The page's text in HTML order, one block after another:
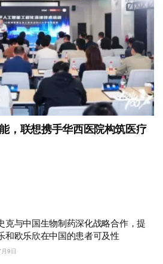
，联想携手华西医院构筑医疗
克与中国生物制药深化战略合作，提
和欧乐欣在中国的患者可及性
9日